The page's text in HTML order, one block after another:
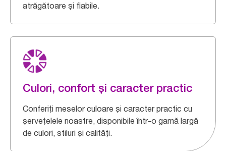
atrăgătoare și fiabile.
Culori, confort și caracter practic
Conferiți meselor culoare și caracter practic cu
șervețelele noastre, disponibile într-o gamă largă
de culori, stiluri și calități.